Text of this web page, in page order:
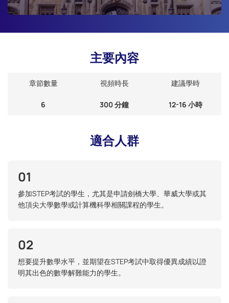
主要內容
章節數量 視頻時長 建議學時
6 300 分鐘 12-16 小時
適合人群
01
參加STEP考試的學生，尤其是申請劍橋大學、華威大學或其
他頂尖大學數學或計算機科學相關課程的學生。
02
想要提升數學水平，並期望在STEP考試中取得優異成績以證
明其出色的數學解難能力的學生。